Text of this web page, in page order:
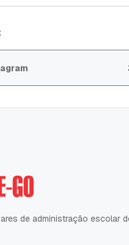
de administração escolar